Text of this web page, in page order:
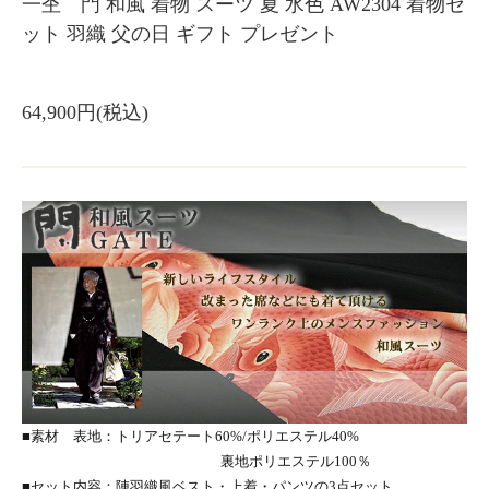
一杢 門 和風 着物 スーツ 夏 水色 AW2304 着物セ
ット 羽織 父の日 ギフト プレゼント
64,900円(税込)
■素材 表地：トリアセテート60%/ポリエステル40%
裏地ポリエステル100％